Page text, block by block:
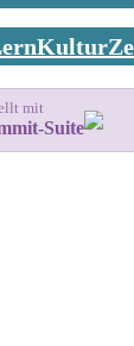
mit
Suite